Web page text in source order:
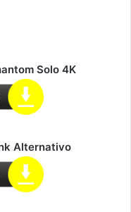
Solo 4K
Alternativo